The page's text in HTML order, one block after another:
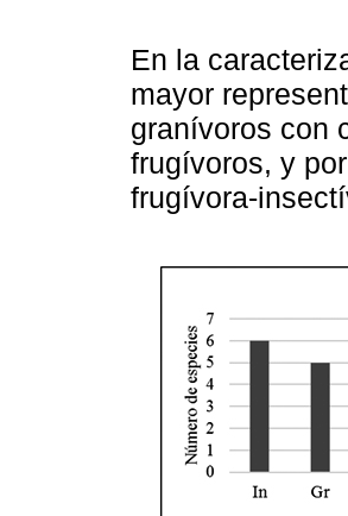
En la
mayor
granívoros con
frugívoros, y
frugívora-